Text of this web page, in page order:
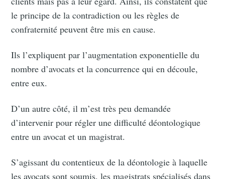
le principe de la contradiction ou les règles de
confraternité peuvent être mis en cause.
Ils l’expliquent par l’augmentation exponentielle du
nombre d’avocats et la concurrence qui en découle,
entre eux.
D’un autre côté, il m’est très peu demandée
d’intervenir pour régler une difficulté déontologique
entre un avocat et un magistrat.
S’agissant du contentieux de la déontologie à laquelle
les avocats sont soumis, les magistrats spécialisés dans